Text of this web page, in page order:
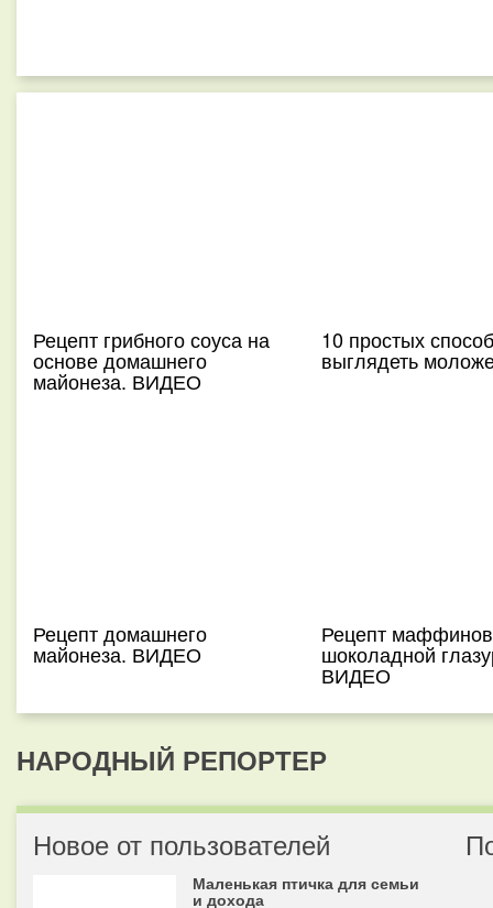
Рецепт грибного соуса на
основе домашнего
майонеза. ВИДЕО
10 простых
выглядеть
Рецепт домашнего
майонеза. ВИДЕО
Рецепт
шоколадной
ВИДЕО
НАРОДНЫЙ РЕПОРТЕР
Новое от пользователей
Маленькая птичка для семьи
и дохода